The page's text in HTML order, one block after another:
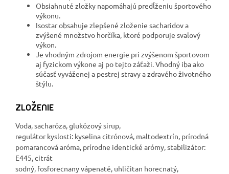
Obsiahnuté zložky napomáhajú predĺženiu športového
výkonu.
Isostar obsahuje zlepšené zloženie sacharidov a
zvýšené množstvo horčíka, ktoré podporuje svalový
výkon.
Je vhodným zdrojom energie pri zvýšenom športovom
aj fyzickom výkone aj po tejto záťaži. Vhodný iba ako
súčasť vyváženej a pestrej stravy a zdravého životného
štýlu.
ZLOŽENIE
Voda, sacharóza, glukózový sirup,
regulátor kyslosti: kyselina citrónová, maltodextrín, prírodná
pomarancová aróma, prírodne identické arómy, stabilizátor:
E445, citrát
sodný, fosforecnany vápenaté, uhličitan horecnatý,